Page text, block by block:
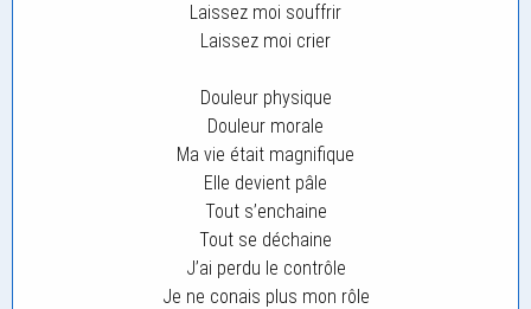
Laissez moi souffrir
Laissez moi crier
Douleur physique
Douleur morale
Ma vie était magnifique
Elle devient pâle
Tout s’enchaine
Tout se déchaine
J’ai perdu le contrôle
Je ne conais plus mon rôle